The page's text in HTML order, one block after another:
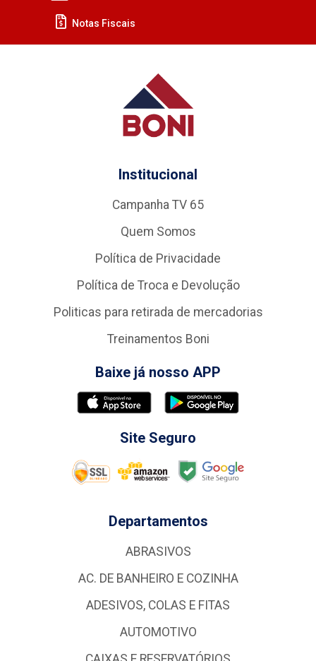
Notas Fiscais
Institucional
Campanha TV 65
Quem Somos
Política de Privacidade
Política de Troca e Devolução
Politicas para retirada de mercadorias
Treinamentos Boni
Baixe já nosso APP
Site Seguro
Departamentos
ABRASIVOS
AC. DE BANHEIRO E COZINHA
ADESIVOS, COLAS E FITAS
AUTOMOTIVO